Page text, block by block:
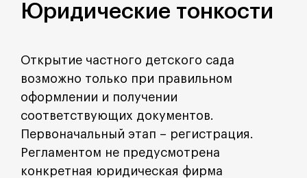
Юридические тонкости
Открытие частного детского сада
возможно только при правильном
оформлении и получении
соответствующих документов.
Первоначальный этап – регистрация.
Регламентом не предусмотрена
конкретная юридическая фирма